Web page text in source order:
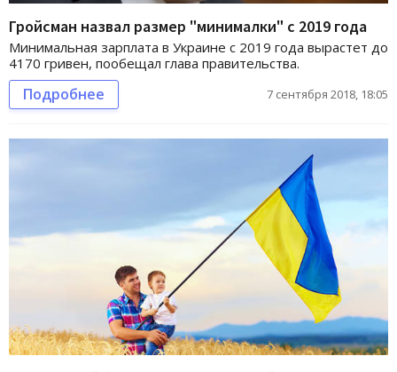
Гройсман назвал размер "минималки" с 2019 года
Минимальная зарплата в Украине с 2019 года вырастет до
4170 гривен, пообещал глава правительства.
Подробнее 7 сентября 2018, 18:05